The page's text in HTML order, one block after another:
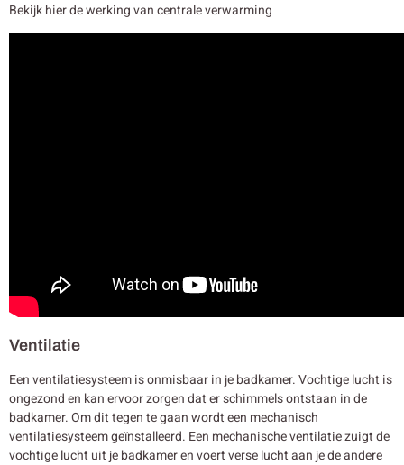
Bekijk hier de werking van centrale verwarming
Ventilatie
Een ventilatiesysteem is onmisbaar in je badkamer. Vochtige lucht is
ongezond en kan ervoor zorgen dat er schimmels ontstaan in de
badkamer. Om dit tegen te gaan wordt een mechanisch
ventilatiesysteem geïnstalleerd. Een mechanische ventilatie zuigt de
vochtige lucht uit je badkamer en voert verse lucht aan je de andere